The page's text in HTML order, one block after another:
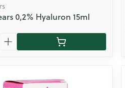
0,2% Hyaluron 15ml